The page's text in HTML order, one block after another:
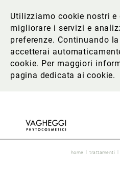
Utilizziamo cookie nostri e
migliorare i servizi e
preferenze. Continuando
accetterai
cookie. Per maggiori
pagina dedicata ai cookie.
home trattamenti